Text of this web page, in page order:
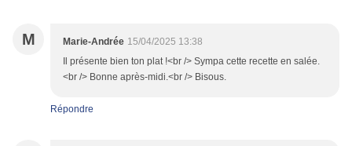
M Marie-Andrée 15/04/2025 13:38
Il présente bien ton plat !<br /> Sympa cette recette en salée.
<br /> Bonne après-midi.<br /> Bisous.
Répondre